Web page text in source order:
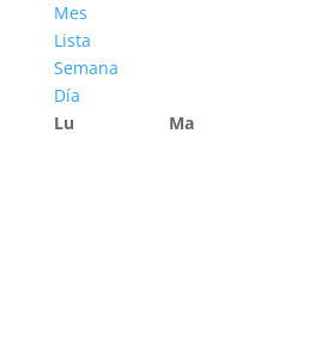
Mes
Lista
Semana
Día
Lu
Ma